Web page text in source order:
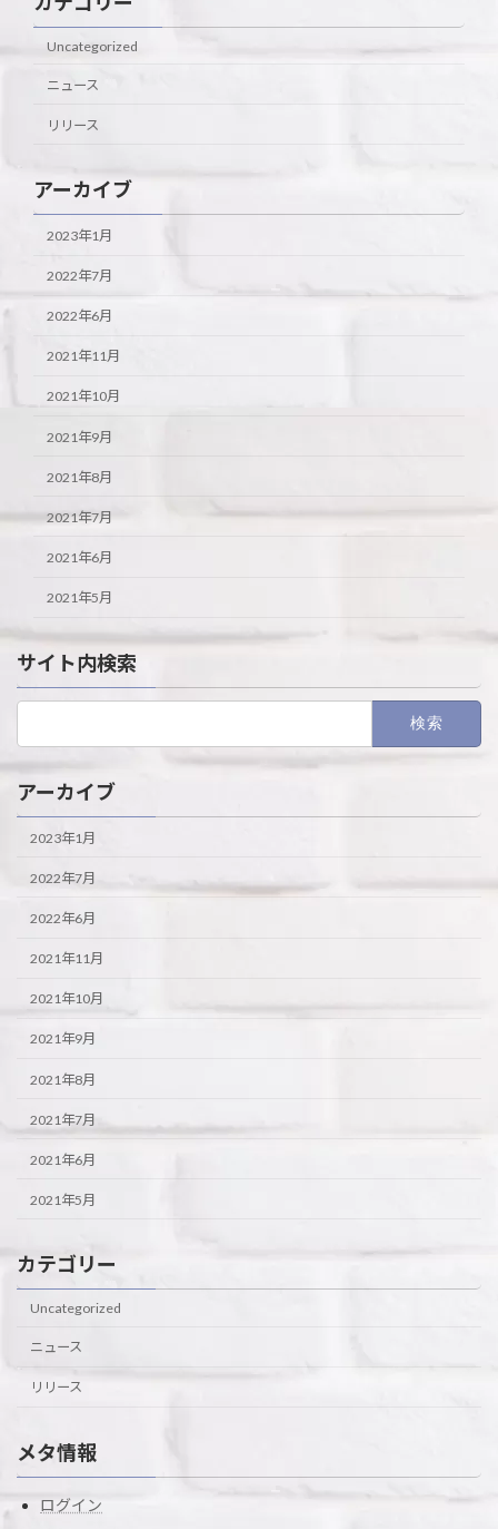
Uncategorized
ニュース
リリース
アーカイブ
2023年1月
2022年7月
2022年6月
2021年11月
2021年10月
2021年9月
2021年8月
2021年7月
2021年6月
2021年5月
サイト内検索
アーカイブ
2023年1月
2022年7月
2022年6月
2021年11月
2021年10月
2021年9月
2021年8月
2021年7月
2021年6月
2021年5月
カテゴリー
Uncategorized
ニュース
リリース
メタ情報
ログイン